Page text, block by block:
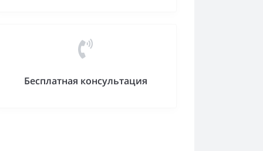
Бесплатная консультация